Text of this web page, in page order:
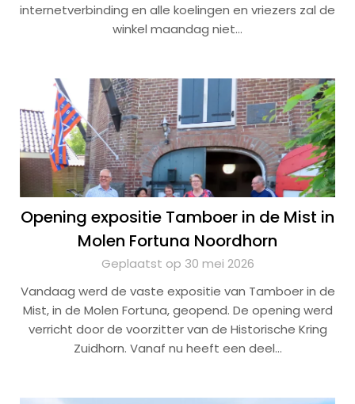
internetverbinding en alle koelingen en vriezers zal de
winkel maandag niet…
Opening expositie Tamboer in de Mist in
Molen Fortuna Noordhorn
Geplaatst op 30 mei 2026
Vandaag werd de vaste expositie van Tamboer in de
Mist, in de Molen Fortuna, geopend. De opening werd
verricht door de voorzitter van de Historische Kring
Zuidhorn. Vanaf nu heeft een deel…